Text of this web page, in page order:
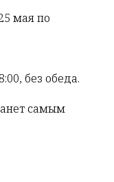
мая по
без обеда.
самым